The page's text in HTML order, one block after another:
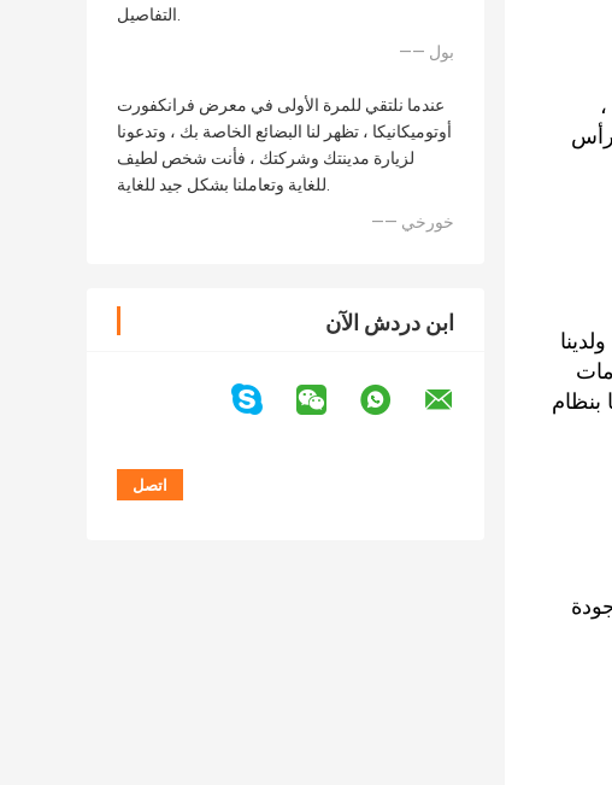
التفاصيل.
—— بول
عندما نلتقي للمرة الأولى في معرض فرانكفورت
أوتوميكانيكا ، تظهر لنا البضائع الخاصة بك ، وتدعونا
لزيارة مدينتك وشركتك ، فأنت شخص لطيف
للغاية وتعاملنا بشكل جيد للغاية.
—— خورخي
ابن دردش الآن